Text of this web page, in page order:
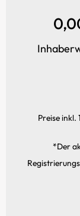
Preise inkl.
*Der